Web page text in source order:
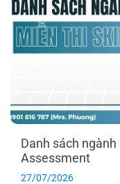
Danh sách
Assessment
27/07/2026